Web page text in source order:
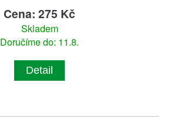
Cena: 275 Kč
Skladem
Doručíme do: 11.8.
Detail